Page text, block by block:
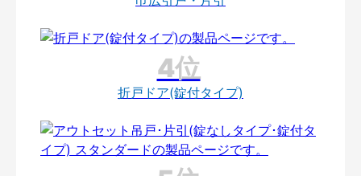
折戸ドア(錠付タイプ)